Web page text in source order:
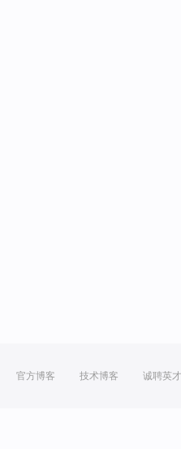
官方博客 技术博客 诚聘英才